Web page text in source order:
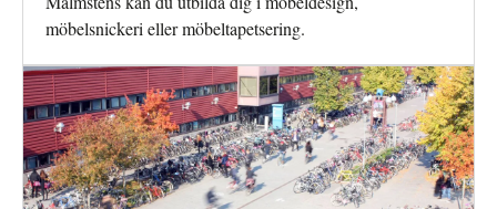
möbelsnickeri eller möbeltapetsering.